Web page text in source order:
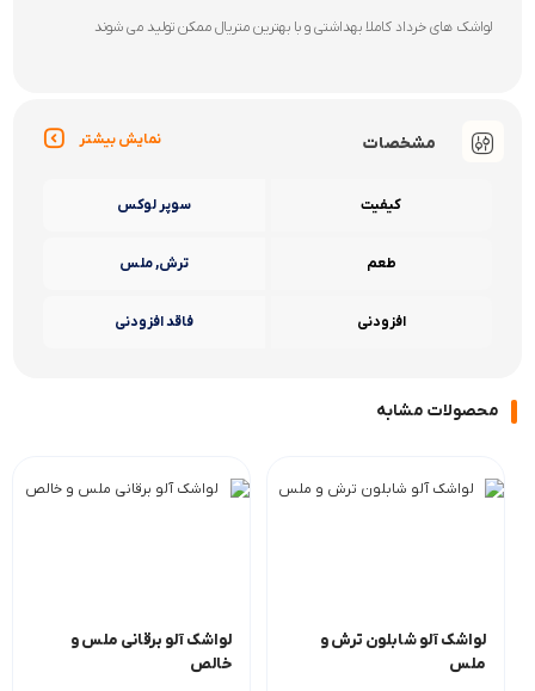
لواشک های خرداد کاملا بهداشتی و با بهترین متریال ممکن تولید می شوند
مشخصات نمایش بیشتر
کیفیت سوپر لوکس
طعم ترش, ملس
افزودنی فاقد افزودنی
محصولات مشابه
لواشک آلو شابلون ترش و
ملس
لواشک آلو برقانی ملس و
خالص